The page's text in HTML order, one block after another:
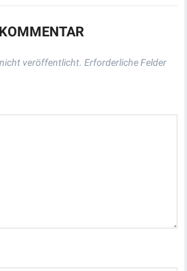
veröffentlicht. Erforderliche Felder